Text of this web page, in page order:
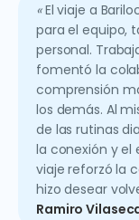
«El viaje a
para el equipo,
personal.
fomentó la
comprensión
los demás. Al
de las rutinas
la conexión y el
viaje reforzó la
hizo desear
Ramiro